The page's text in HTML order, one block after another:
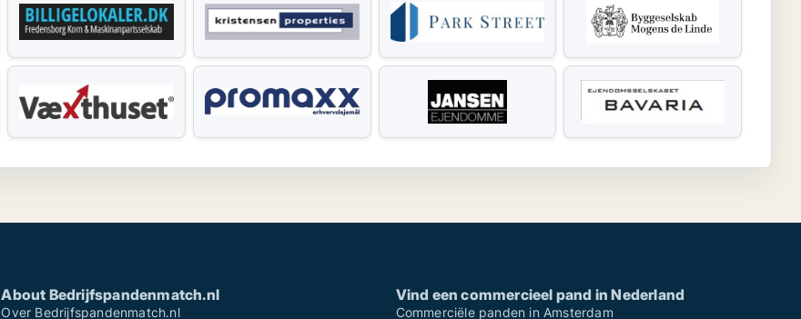
About Bedrijfspandenmatch.nl
Over Bedrijfspandenmatch.nl
Vind een commercieel pand in Nederland
Commerciële panden in Amsterdam